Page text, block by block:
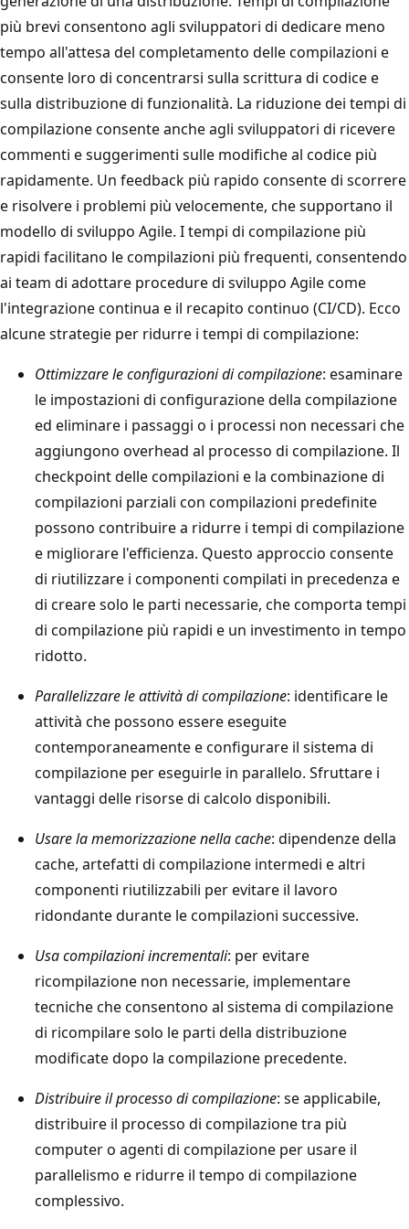
più brevi consentono agli sviluppatori di dedicare meno
tempo all'attesa del completamento delle compilazioni e
consente loro di concentrarsi sulla scrittura di codice e
sulla distribuzione di funzionalità. La riduzione dei tempi di
compilazione consente anche agli sviluppatori di ricevere
commenti e suggerimenti sulle modifiche al codice più
rapidamente. Un feedback più rapido consente di scorrere
e risolvere i problemi più velocemente, che supportano il
modello di sviluppo Agile. I tempi di compilazione più
rapidi facilitano le compilazioni più frequenti, consentendo
ai team di adottare procedure di sviluppo Agile come
l'integrazione continua e il recapito continuo (CI/CD). Ecco
alcune strategie per ridurre i tempi di compilazione:
Ottimizzare le configurazioni di compilazione: esaminare
le impostazioni di configurazione della compilazione
ed eliminare i passaggi o i processi non necessari che
aggiungono overhead al processo di compilazione. Il
checkpoint delle compilazioni e la combinazione di
compilazioni parziali con compilazioni predefinite
possono contribuire a ridurre i tempi di compilazione
e migliorare l'efficienza. Questo approccio consente
di riutilizzare i componenti compilati in precedenza e
di creare solo le parti necessarie, che comporta tempi
di compilazione più rapidi e un investimento in tempo
ridotto.
Parallelizzare le attività di compilazione: identificare le
attività che possono essere eseguite
contemporaneamente e configurare il sistema di
compilazione per eseguirle in parallelo. Sfruttare i
vantaggi delle risorse di calcolo disponibili.
Usare la memorizzazione nella cache: dipendenze della
cache, artefatti di compilazione intermedi e altri
componenti riutilizzabili per evitare il lavoro
ridondante durante le compilazioni successive.
Usa compilazioni incrementali: per evitare
ricompilazione non necessarie, implementare
tecniche che consentono al sistema di compilazione
di ricompilare solo le parti della distribuzione
modificate dopo la compilazione precedente.
Distribuire il processo di compilazione: se applicabile,
distribuire il processo di compilazione tra più
computer o agenti di compilazione per usare il
parallelismo e ridurre il tempo di compilazione
complessivo.